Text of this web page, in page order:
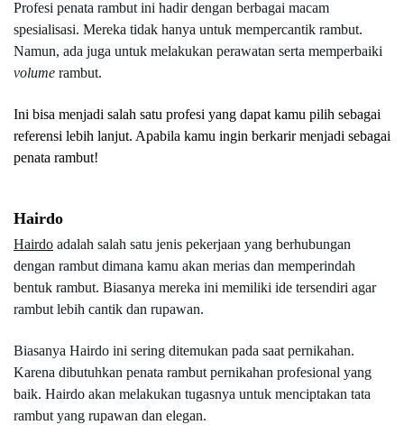
Profesi penata rambut ini hadir dengan berbagai macam
spesialisasi. Mereka tidak hanya untuk mempercantik rambut.
volume rambut.
Ini bisa menjadi salah satu profesi yang dapat kamu pilih sebagai
referensi lebih lanjut. Apabila kamu ingin berkarir menjadi sebagai
penata rambut!
Hairdo
Hairdo adalah salah satu jenis pekerjaan yang berhubungan
dengan rambut dimana kamu akan merias dan memperindah
bentuk rambut. Biasanya mereka ini memiliki ide tersendiri agar
rambut lebih cantik dan rupawan.
Biasanya Hairdo ini sering ditemukan pada saat pernikahan.
Karena dibutuhkan penata rambut pernikahan profesional yang
baik. Hairdo akan melakukan tugasnya untuk menciptakan tata
rambut yang rupawan dan elegan.